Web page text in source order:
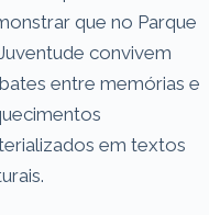
que no Parque
convivem
entre memórias e
em textos